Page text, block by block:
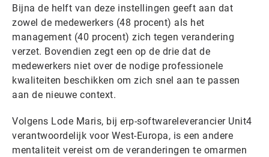
Bijna de helft van deze instellingen geeft aan dat
zowel de medewerkers (48 procent) als het
management (40 procent) zich tegen verandering
verzet. Bovendien zegt een op de drie dat de
medewerkers niet over de nodige professionele
kwaliteiten beschikken om zich snel aan te passen
aan de nieuwe context.
Volgens Lode Maris, bij erp-softwareleverancier Unit4
verantwoordelijk voor West-Europa, is een andere
mentaliteit vereist om de veranderingen te omarmen